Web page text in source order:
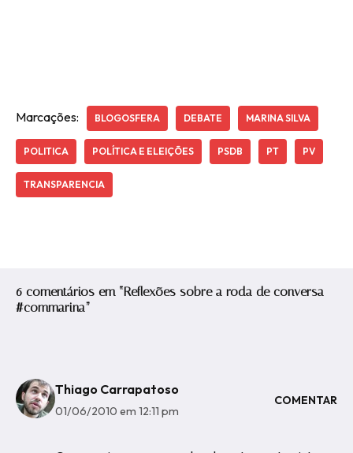
Marcações: BLOGOSFERA DEBATE MARINA SILVA
POLITICA POLÍTICA E ELEIÇÕES PSDB PT PV
TRANSPARENCIA
6 comentários em “Reflexões sobre a roda de conversa
#commarina”
Thiago Carrapatoso
01/06/2010 em 12:11 pm
COMENTAR